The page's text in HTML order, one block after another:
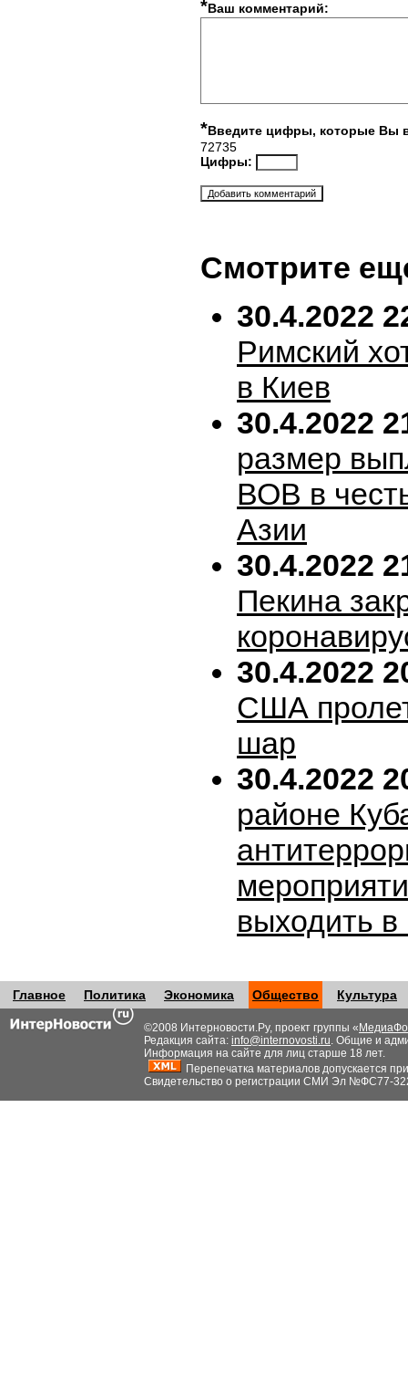
*Ваш комментарий:
*Введите цифры, которые Вы
72735
Цифры:
Смотрите
30.4.2022
Римский
в Киев
30.4.2022
размер
ВОВ в
Азии
30.4.2022
Пекина
30.4.2022
США
шар
30.4.2022
районе
выходить
Главное Политика Экономика Общество Культура
©2008 Интерновости.Ру, проект группы «
Редакция сайта: info@internovosti.ru. Общие и
Информация на сайте для лиц старше 18 лет.
Перепечатка материалов допускается
Свидетельство о регистрации СМИ Эл №ФС77-